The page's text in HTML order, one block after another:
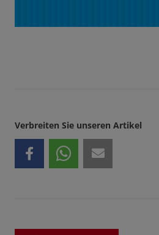
Verbreiten Sie unseren Artikel